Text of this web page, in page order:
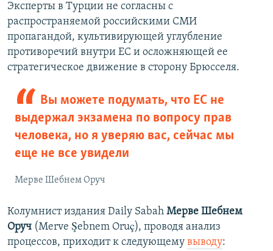
Эксперты в Турции не согласны с
распространяемой российскими СМИ
пропагандой, культивирующей углубление
противоречий внутри ЕС и осложняющей ее
стратегическое движение в сторону Брюсселя.
Вы можете подумать, что ЕС не
выдержал экзамена по вопросу прав
человека, но я уверяю вас, сейчас мы
еще не все увидели
Мерве Шебнем Оруч
Колумнист издания Daily Sabah Мерве Шебнем
Оруч (Merve Şebnem Oruç), проводя анализ
процессов, приходит к следующему выводу: